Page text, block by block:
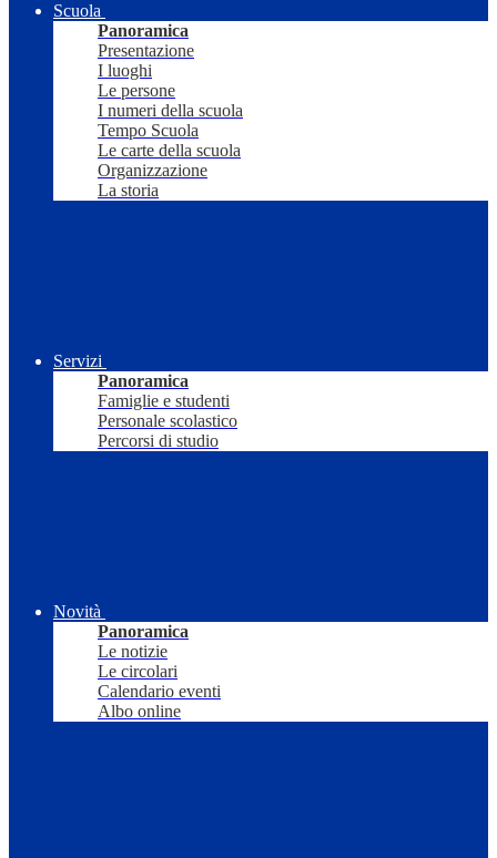
Scuola
Panoramica
Presentazione
I luoghi
Le persone
I numeri della scuola
Tempo Scuola
Le carte della scuola
Organizzazione
La storia
Servizi
Panoramica
Famiglie e studenti
Personale scolastico
Percorsi di studio
Novità
Panoramica
Le notizie
Le circolari
Calendario eventi
Albo online